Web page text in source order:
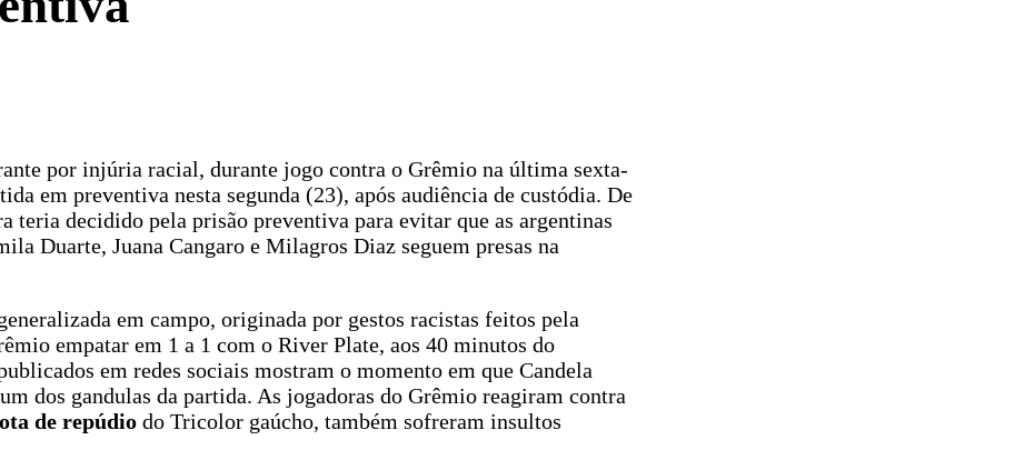
por injúria racial, durante jogo contra o Grêmio na última sexta-
em preventiva nesta segunda (23), após audiência de custódia. De
teria decidido pela prisão preventiva para evitar que as argentinas
Duarte, Juana Cangaro e Milagros Diaz seguem presas na
em campo, originada por gestos racistas feitos pela
empatar em 1 a 1 com o River Plate, aos 40 minutos do
em redes sociais mostram o momento em que Candela
dos gandulas da partida. As jogadoras do Grêmio reagiram contra
de repúdio do Tricolor gaúcho, também sofreram insultos